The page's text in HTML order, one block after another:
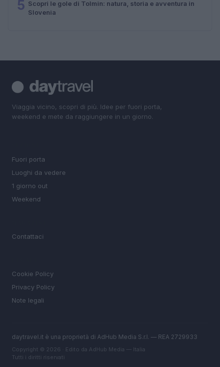
5 Scopri le gole di Tolmin: natura, storia e avventura in
Slovenia
Viaggia vicino, scopri di più. Idee per fuori porta,
weekend e mete da raggiungere in un giorno.
Fuori porta
Luoghi da vedere
1 giorno out
Weekend
Contattaci
Cookie Policy
Privacy Policy
Note legali
daytravel.it è una proprietà di AdHub Media S.r.l. — REA 2729933
Copyright © 2026 · Edito da AdHub Media — Italia
Tutti i diritti riservati